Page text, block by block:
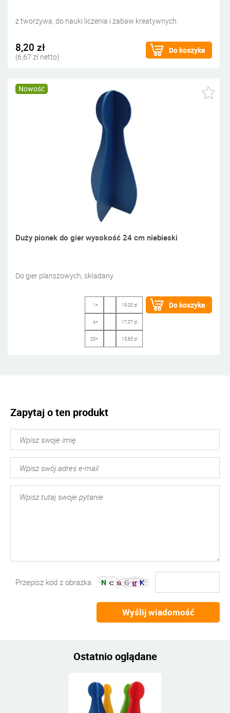
z tworzywa, do nauki liczenia i zabaw kreatywnych
8,20 zł
(6,67 zł netto)
Do koszyka
Nowość
Duży pionek do gier wysokość 24 cm niebieski
Do gier planszowych, składany
1+ : 19,00 zł
4+ : 17,07 zł
20+ : 15,85 zł
Do koszyka
Zapytaj o ten produkt
Przepisz kod z obrazka
Wyślij wiadomość
Ostatnio oglądane